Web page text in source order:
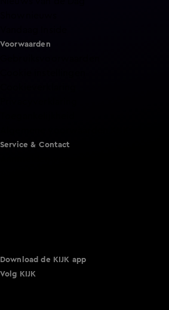
Voorwaarden
Service & Contact
Download de KIJK app
Volg KIJK